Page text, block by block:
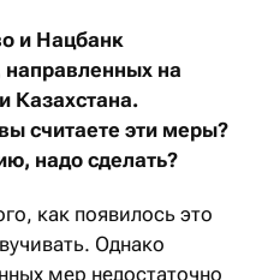
и Нацбанк
направленных на
Казахстана.
считаете эти меры?
надо сделать?
как появилось это
Однако
мер недостаточно